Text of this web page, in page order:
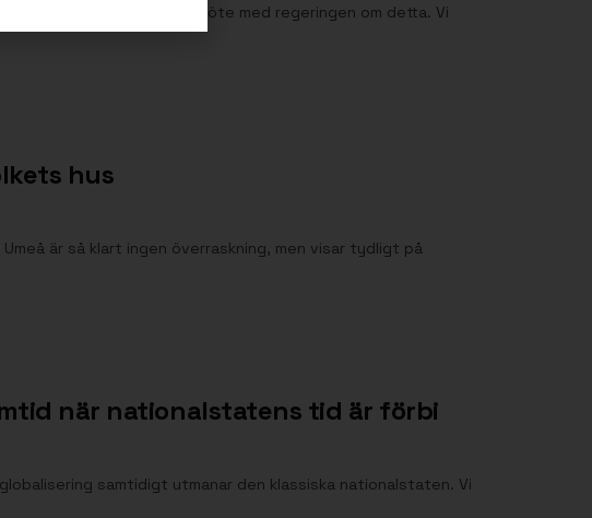
vägrar nu ta ett möte med regeringen om detta. Vi
hus
är så klart ingen överraskning, men visar tydligt på
när nationalstatens tid är förbi
samtidigt utmanar den klassiska nationalstaten. Vi